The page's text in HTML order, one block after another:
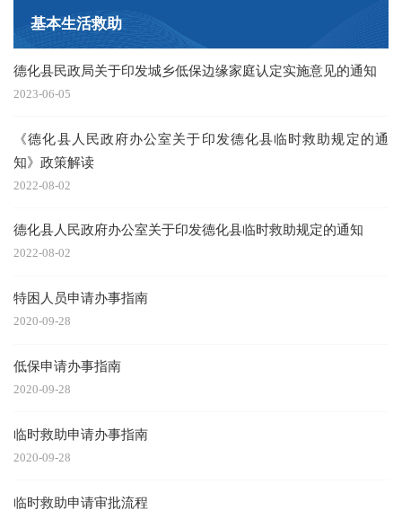
基本生活救助
德化县民政局关于印发城乡低保边缘家庭认定实施意见的通知
2023-06-05
《德化县人民政府办公室关于印发德化县临时救助规定的通
知》政策解读
2022-08-02
德化县人民政府办公室关于印发德化县临时救助规定的通知
2022-08-02
特困人员申请办事指南
2020-09-28
低保申请办事指南
2020-09-28
临时救助申请办事指南
2020-09-28
临时救助申请审批流程